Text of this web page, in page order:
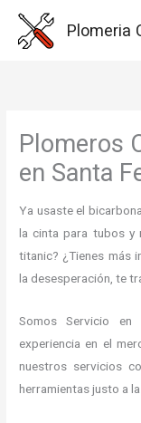
Plomeria
Plomeros
en Santa
Ya usaste el
la cinta para tubos y
titanic? ¿Tienes más
la desesperación, te
Somos Servicio
experiencia en el
nuestros servicios
herramientas justo a